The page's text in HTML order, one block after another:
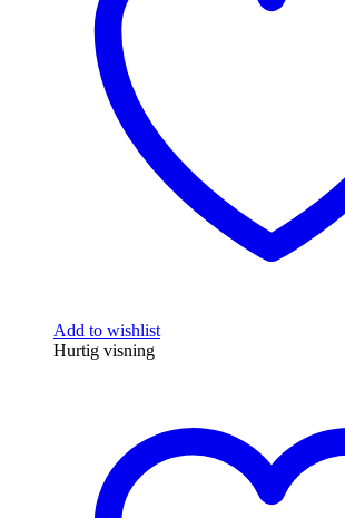
Add to wishlist
Hurtig visning